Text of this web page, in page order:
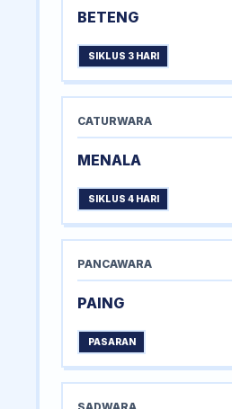
BETENG
SIKLUS 3 HARI
CATURWARA
MENALA
SIKLUS 4 HARI
PANCAWARA
PAING
PASARAN